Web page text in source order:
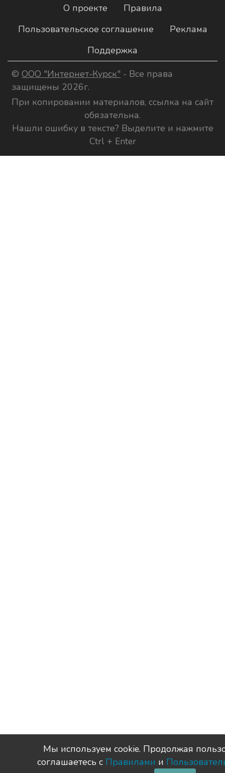
О проекте
Правила
Пользовательское соглашение
Реклама
Поддержка
© ООО "Интернет-Курск" - Все права
защищены 2026г.
При копировании материалов, ссылка на сайт
обязательна.
Нашли ошибку в тексте? Выделите и нажмите
Ctrl + Enter
Мы используем сookie. Продолжая
соглашаетесь с Правилами и